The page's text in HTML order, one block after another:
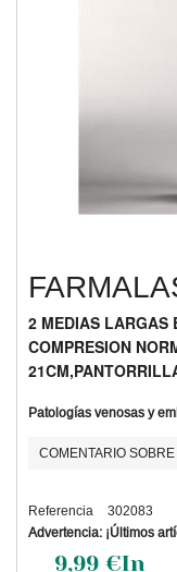
2 MEDIAS LARGAS
COMPRESION
Patologías venosas y
COMENTARIO
Referencia
302083
Advertencia: ¡Últimos
9,99 €In